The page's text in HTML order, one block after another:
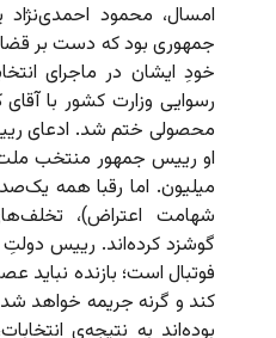
امسال، محمود احمدی‌نژاد
جمهوری بود که دست بر
خودِ ایشان در ماجرای
رسوایی وزارت کشور با
محصولی ختم شد. ادعای
میلیون. اما رقبا همه
شهامت اعتراض)،
گوشزد کرده‌اند. رییس
فوتبال است؛ بازنده نباید
کند و گرنه جریمه خواهد
بوده‌اند به نتیجه‌ی